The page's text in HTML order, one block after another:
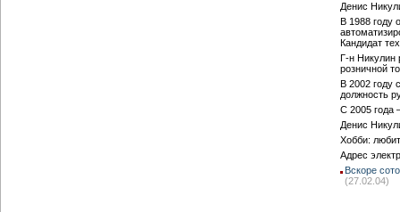
Денис
В 1988 году
Кандидат
Г-н Никулин
розничной
В 2002 году
должность
С 2005 года
Денис
Хобби:
Адрес
Вскоре
(27.02.04)